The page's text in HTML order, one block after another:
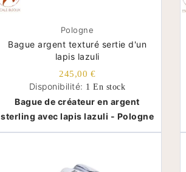
Pologne
Bague argent texturé sertie d'un
lapis lazuli
245,00 €
Disponibilité: 1 En stock
Bague de créateur en argent
sterling avec lapis lazuli - Pologne